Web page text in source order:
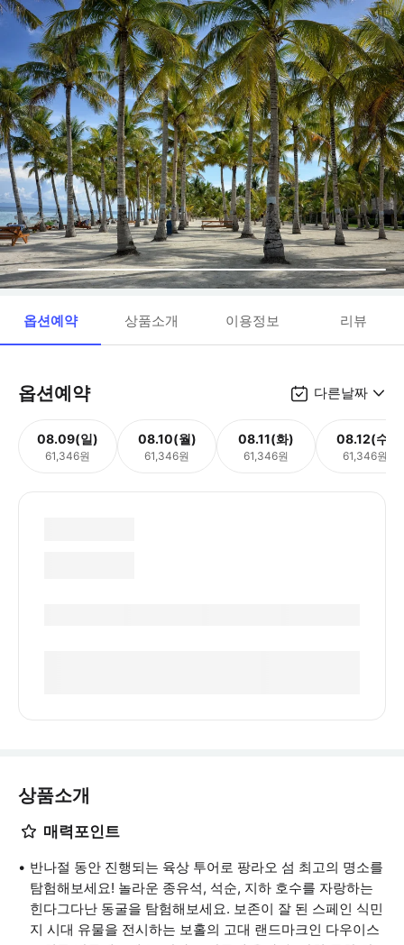
옵션예약 상품소개 이용정보 리뷰
옵션예약 다른날짜
08.09(일)
61,346원
08.10(월)
61,346원
08.11(화)
61,346원
08.12(수)
61,346원
상품소개
매력포인트
반나절 동안 진행되는 육상 투어로 팡라오 섬 최고의 명소를
탐험해보세요! 놀라운 종유석, 석순, 지하 호수를 자랑하는
힌다그다난 동굴을 탐험해보세요. 보존이 잘 된 스페인 식민
지 시대 유물을 전시하는 보홀의 고대 랜드마크인 다우이스